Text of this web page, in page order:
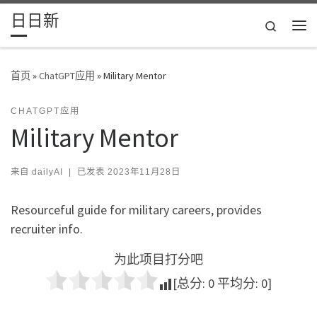
Skip to content
日日新
Search
首页»ChatGPT应用 »Military Mentor
CHATGPT应用
Military Mentor
来自 dailyAI | 已发表 2023年11月28日
Resourceful guide for military careers, provides
recruiter info.
为此项目打分吧
[总分: 0 平均分: 0]